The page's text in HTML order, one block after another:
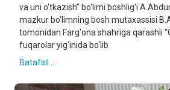
va uni o‘tkazish” bo‘limi boshlig‘i
mazkur bo‘limning bosh mutaxassisi
tomonidan Farg‘ona shahriga qarashli
fuqarolar yig‘inida bo‘lib
Batafsil ...